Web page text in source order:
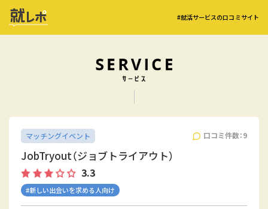
#就活サービスの口コミサイト
口コミ件数：9
マッチングイベント
JobTryout（ジョブトライアウト）
3.3
#新しい出会いを求める人向け